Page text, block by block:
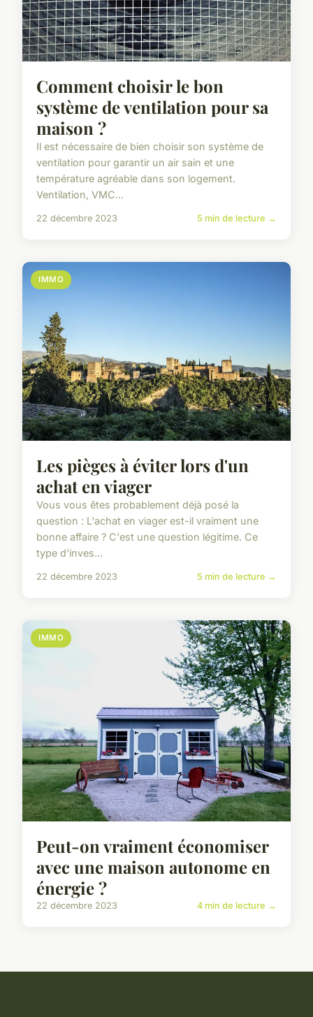
Comment choisir le bon
système de ventilation pour sa
maison ?
Il est nécessaire de bien choisir son système de
ventilation pour garantir un air sain et une
température agréable dans son logement.
Ventilation, VMC...
22 décembre 2023 5 min de lecture →
IMMO
Les pièges à éviter lors d'un
achat en viager
Vous vous êtes probablement déjà posé la
question : L'achat en viager est-il vraiment une
bonne affaire ? C'est une question légitime. Ce
type d'inves...
22 décembre 2023 5 min de lecture →
IMMO
Peut-on vraiment économiser
avec une maison autonome en
énergie ?
22 décembre 2023 4 min de lecture →